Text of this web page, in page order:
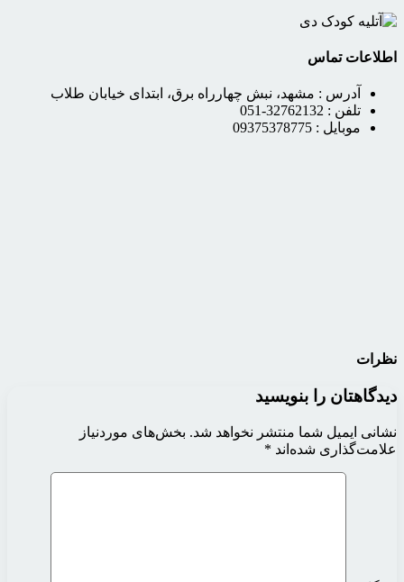
اطلاعات تماس
آدرس : مشهد، نبش چهارراه برق، ابتدای خیابان طلاب
تلفن : 32762132-051
موبایل : 09375378775
نظرات
دیدگاهتان را بنویسید
نشانی ایمیل شما منتشر نخواهد شد. بخش‌های موردنیاز
علامت‌گذاری شده‌اند *